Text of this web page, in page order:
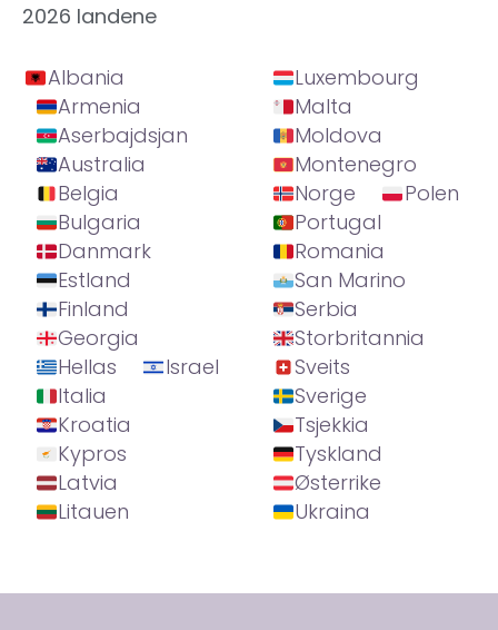
2026 landene
Albania
Armenia
Aserbajdsjan
Australia
Belgia
Bulgaria
Danmark
Estland
Finland
Georgia
Hellas
Israel
Italia
Kroatia
Kypros
Latvia
Litauen
Luxembourg
Malta
Moldova
Montenegro
Norge
Polen
Portugal
Romania
San Marino
Serbia
Storbritannia
Sveits
Sverige
Tsjekkia
Tyskland
Østerrike
Ukraina